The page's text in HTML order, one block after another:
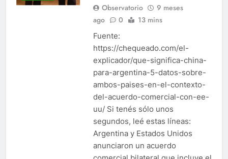
Observatorio
9 meses
ago
0 13 mins
Fuente:
https://chequeado.com/el-
explicador/que-significa-china-
para-argentina-5-datos-sobre-
ambos-paises-en-el-contexto-
del-acuerdo-comercial-con-ee-
uu/ Si tenés sólo unos
segundos, leé estas líneas:
Argentina y Estados Unidos
anunciaron un acuerdo